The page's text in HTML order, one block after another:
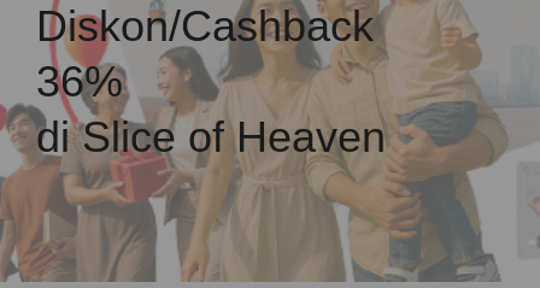
Diskon/Cashback
36%
di Slice of Heaven